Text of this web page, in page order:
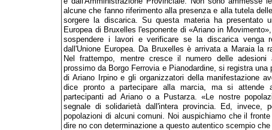
alcune che fanno riferimento alla presenza e alla tutela
sorgere la discarica. Su questa materia ha presentato
Europea di Bruxelles l'esponente di «Ariano in
sospendere i lavori e verificare se la discarica venga
dall'Unione Europea. Da Bruxelles è arrivata a Maraia la
Nel frattempo, mentre cresce il numero delle
prossimo da Borgo Ferrovia e Pianodardine, si registra
di Ariano Irpino e gli organizzatori della manifestazione
dice pronto a partecipare alla marcia, ma si attende
partecipanti ad Ariano o a Pustarza. «Le nostre
segnale di solidarietà dall'intera provincia. Ed, invece,
popolazioni di alcuni comuni. Noi auspichiamo che il
dire no con determinazione a questo autentico scempio